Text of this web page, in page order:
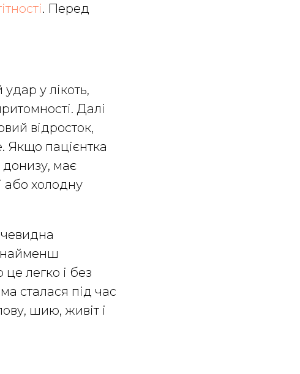
. Перед
у лікоть,
Далі
відросток,
Якщо пацієнтка
донизу, має
або холодну
найменш
легко і без
сталася під час
шию, живіт і